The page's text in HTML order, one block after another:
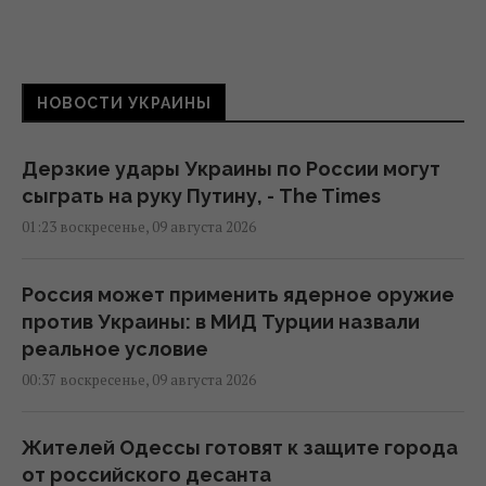
НОВОСТИ УКРАИНЫ
Дерзкие удары Украины по России могут
сыграть на руку Путину, - The Times
01:23 воскресенье, 09 августа 2026
Россия может применить ядерное оружие
против Украины: в МИД Турции назвали
реальное условие
00:37 воскресенье, 09 августа 2026
Жителей Одессы готовят к защите города
от российского десанта